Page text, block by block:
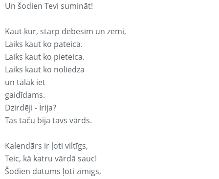
Un šodien Tevi sumināt!
Kaut kur, starp debesīm un zemi,
Laiks kaut ko pateica.
Laiks kaut ko pieteica.
Laiks kaut ko noliedza
un tālāk iet
gaidīdams.
Dzirdēji - Īrija?
Tas taču bija tavs vārds.
Kalendārs ir ļoti viltīgs,
Teic, kā katru vārdā sauc!
Šodien datums ļoti zīmīgs,